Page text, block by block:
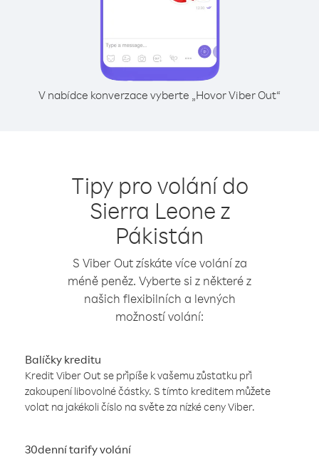
V nabídce konverzace vyberte „Hovor Viber Out“
Tipy pro volání do
Sierra Leone z
Pákistán
S Viber Out získáte více volání za
méně peněz. Vyberte si z některé z
našich flexibilních a levných
možností volání:
Balíčky kreditu
Kredit Viber Out se připíše k vašemu zůstatku při
zakoupení libovolné částky. S tímto kreditem můžete
volat na jakékoli číslo na světe za nízké ceny Viber.
30denní tarify volání